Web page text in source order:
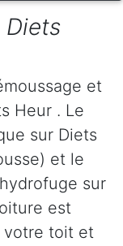
Diets
et
Heur . Le
sur Diets
et le
sur
est
votre toit et